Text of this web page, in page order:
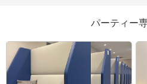
パーティー